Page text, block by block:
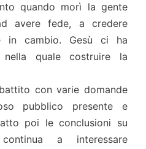
quando morì la gente
avere fede, a credere
in cambio. Gesù ci ha
quale costruire la
con varie domande
pubblico presente e
poi le conclusioni su
a interessare